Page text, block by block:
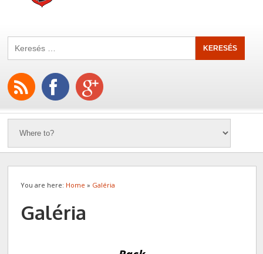
You are here: Home » Galéria
Galéria